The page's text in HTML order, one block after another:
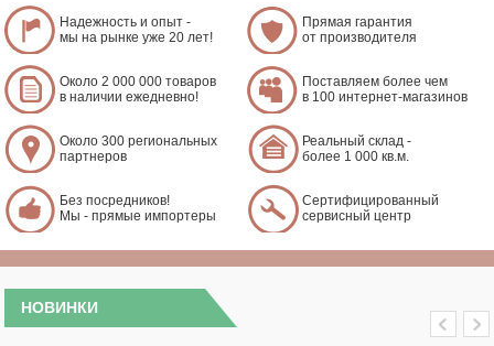
Надежность и опыт -
мы на рынке уже 20 лет!
Прямая гарантия
от производителя
Около 2 000 000 товаров
в наличии ежедневно!
Поставляем более чем
в 100 интернет-магазинов
Около 300 региональных
партнеров
Реальный склад -
более 1 000 кв.м.
Без посредников!
Мы - прямые импортеры
Сертифицированный
сервисный центр
НОВИНКИ